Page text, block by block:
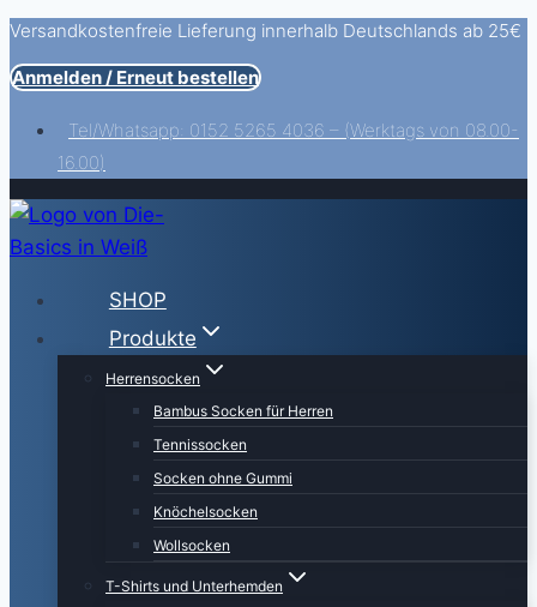
Zum
Inhalt
springen
Versandkostenfreie Lieferung innerhalb Deutschlands ab 25€
Anmelden / Erneut bestellen
Tel/Whatsapp: 0152 5265 4036 – (Werktags von 08.00-
16.00)
SHOP
Produkte
Herrensocken
Bambus Socken für Herren
Tennissocken
Socken ohne Gummi
Knöchelsocken
Wollsocken
T-Shirts und Unterhemden